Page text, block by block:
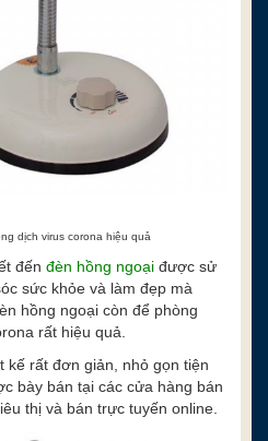
dịch virus corona hiệu quả
đến đèn hồng ngoại được sử
sức khỏe và làm đẹp mà
hồng ngoại còn để phòng
rất hiệu quả.
kế rất đơn giản, nhỏ gọn tiện
bày bán tại các cửa hàng bán
thị và bán trực tuyến online.